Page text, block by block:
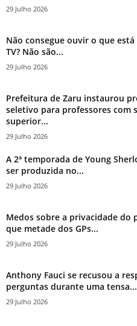
29 Julho 2026
Não consegue ouvir o que está
TV? Não são...
29 Julho 2026
Prefeitura de Zaru instaurou
seletivo para professores com
superior...
29 Julho 2026
A 2ª temporada de Young
ser produzida no...
29 Julho 2026
Medos sobre a privacidade do
que metade dos GPs...
29 Julho 2026
Anthony Fauci se recusou a
perguntas durante uma tensa...
29 Julho 2026